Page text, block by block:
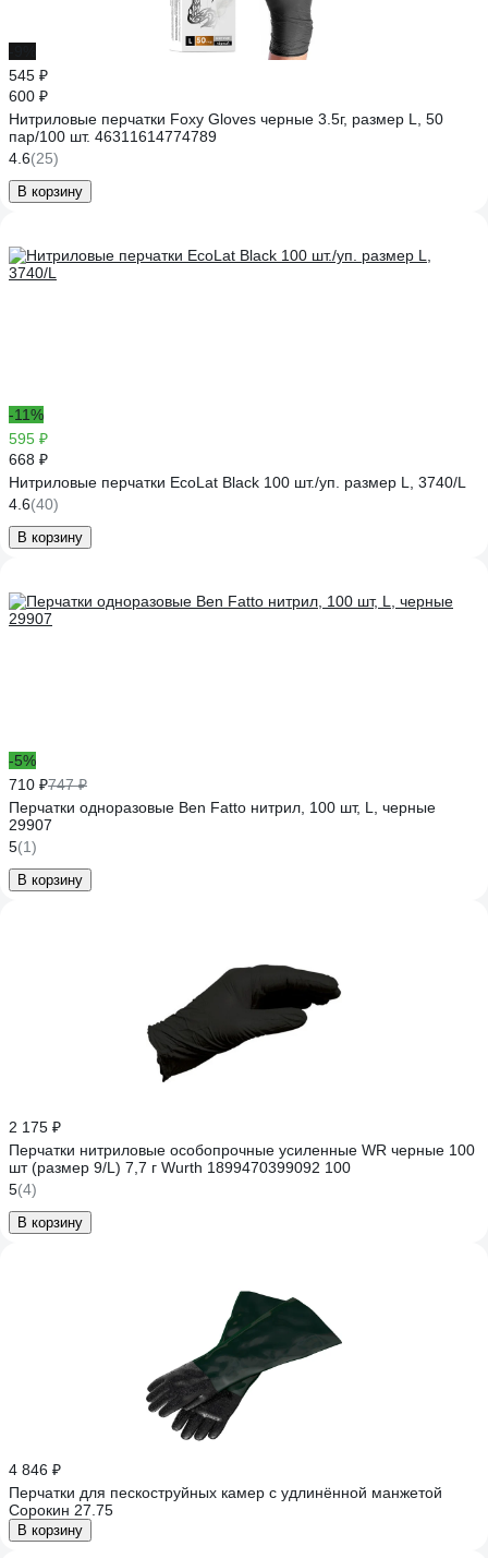
545 ₽
600 ₽
Нитриловые перчатки Foxy Gloves черные 3.5г, размер L, 50
пар/100 шт. 46311614774789
4.6(25)
В корзину
-11%
595 ₽
668 ₽
Нитриловые перчатки EcoLat Black 100 шт./уп. размер L, 3740/L
4.6(40)
В корзину
-5%
710 ₽747 ₽
Перчатки одноразовые Ben Fatto нитрил, 100 шт, L, черные
29907
5(1)
В корзину
2 175 ₽
Перчатки нитриловые особопрочные усиленные WR черные 100
шт (размер 9/L) 7,7 г Wurth 1899470399092 100
5(4)
В корзину
4 846 ₽
Перчатки для пескоструйных камер с удлинённой манжетой
Сорокин 27.75
В корзину